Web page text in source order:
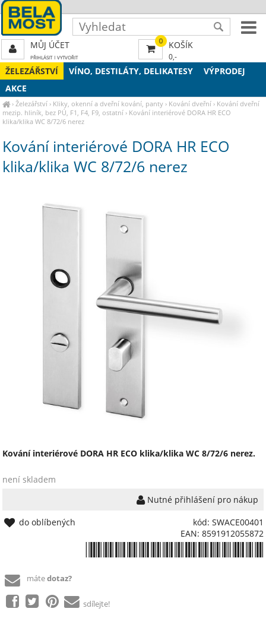
ŽELEZÁŘSTVÍ VÍNO, DESTILÁTY, DELIKATESY
VÝPRODEJ
AKCE
›Železářství › Kliky, okenní a dveřní kování, panty › Kování dveřní › Kování dveřní
mezip. hliník, bez PÚ, F1, F4, F9, ostatní › Kování interiérové DORA HR ECO
klika/klika WC 8/72/6 nerez
Kování interiérové DORA HR ECO
klika/klika WC 8/72/6 nerez
Kování interiérové DORA HR ECO klika/klika WC 8/72/6 nerez.
není skladem
Nutné přihlášení pro nákup
kód: SWACE00401
EAN: 8591912055872
do oblíbených
mátedotaz?
sdílejte!
0 KOŠÍK
0,-
MŮJ ÚČET
PŘIHLÁSIT| VYTVOŘIT